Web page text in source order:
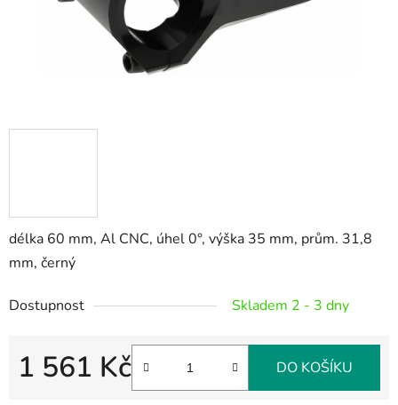
délka 60 mm, Al CNC, úhel 0°, výška 35 mm, prům. 31,8
mm, černý
Dostupnost Skladem 2 - 3 dny
1 561 Kč DO KOŠÍKU